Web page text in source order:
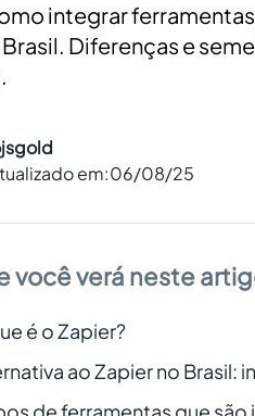
integrar
Diferenças e
em:06/08/25
você verá neste
é o Zapier?
ao Zapier no Brasil: